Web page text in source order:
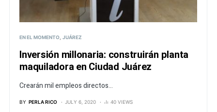
EN EL MOMENTO JUÁREZ
Inversión millonaria: construirán planta
maquiladora en Ciudad Juárez
Crearán mil empleos directos...
BY PERLA RICO JULY 6, 2020 40 VIEWS